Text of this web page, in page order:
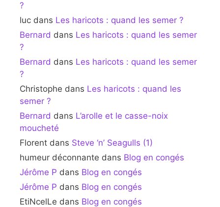
?
luc dans Les haricots : quand les semer ?
Bernard dans Les haricots : quand les semer
?
Bernard dans Les haricots : quand les semer
?
Christophe dans Les haricots : quand les
semer ?
Bernard dans L’arolle et le casse-noix
moucheté
Florent dans Steve ‘n’ Seagulls (1)
humeur déconnante dans Blog en congés
Jérôme P dans Blog en congés
Jérôme P dans Blog en congés
EtiNcelLe dans Blog en congés